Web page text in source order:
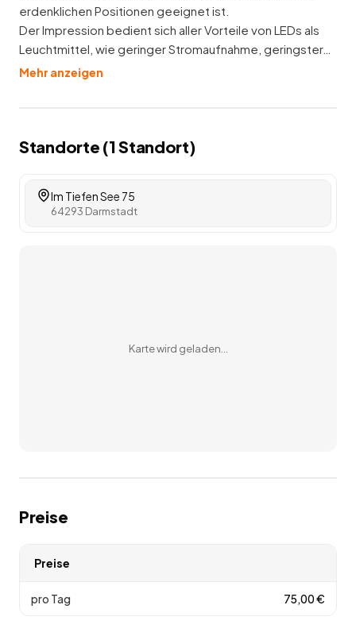
erdenklichen Positionen geeignet ist.
Der Impression bedient sich aller Vorteile von LEDs als
Leuchtmittel, wie geringer Stromaufnahme, geringster…
Mehr anzeigen
Standorte (1Standort)
Im Tiefen See 75
64293 Darmstadt
Karte wird geladen…
Preise
Preise
pro Tag 75,00€